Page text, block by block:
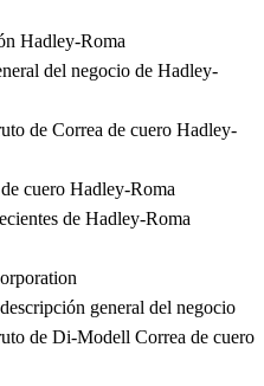
Hadley-Roma
del negocio de Hadley-
de Correa de cuero Hadley-
cuero Hadley-Roma
de Hadley-Roma
general del negocio
de Di-Modell Correa de cuero